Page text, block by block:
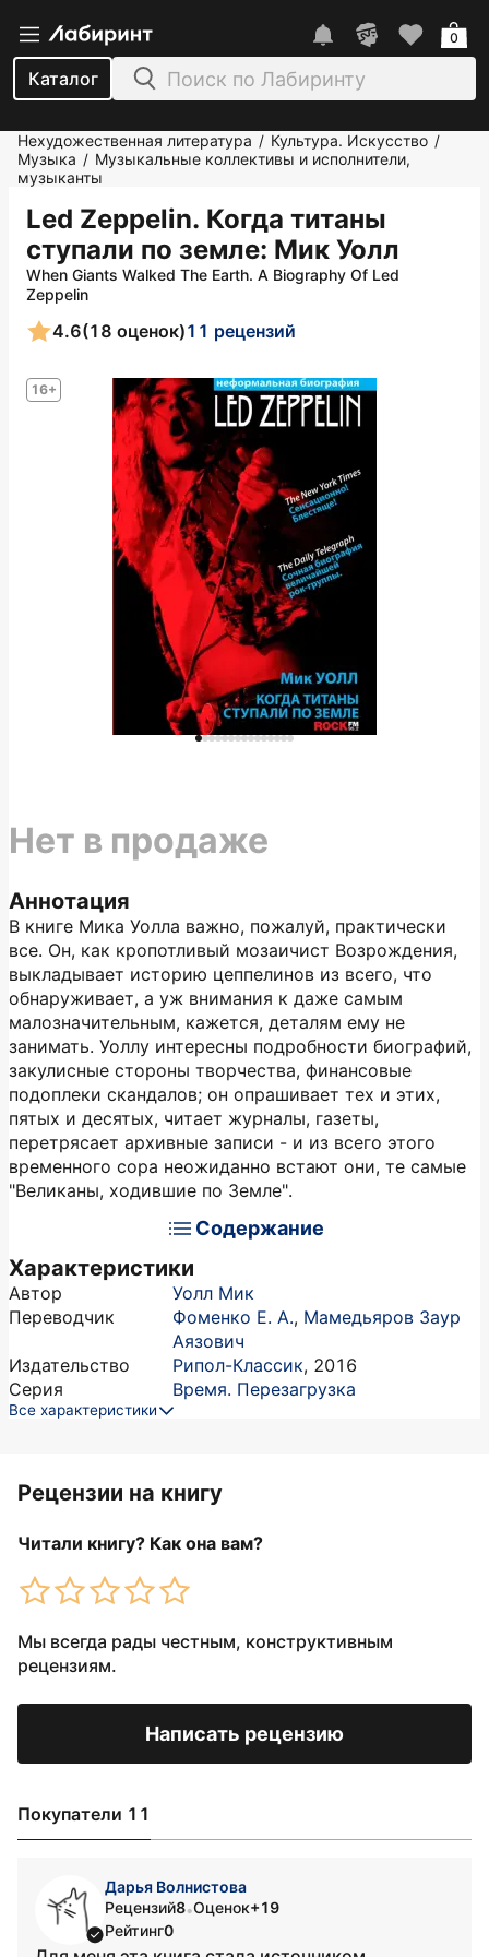
Каталог
0
Нехудожественная литература / Культура. Искусство /
Музыка / Музыкальные коллективы и исполнители,
музыканты
Led Zeppelin. Когда титаны
ступали по земле: Мик Уолл
When Giants Walked The Earth. A Biography Of Led
Zeppelin
16+
4.6(18 оценок)11 рецензий
Аннотация
В книге Мика Уолла важно, пожалуй, практически
все. Он, как кропотливый мозаичист Возрождения,
выкладывает историю цеппелинов из всего, что
обнаруживает, а уж внимания к даже самым
малозначительным, кажется, деталям ему не
занимать. Уоллу интересны подробности биографий,
закулисные стороны творчества, финансовые
подоплеки скандалов; он опрашивает тех и этих,
пятых и десятых, читает журналы, газеты,
перетрясает архивные записи - и из всего этого
временного сора неожиданно встают они, те самые
"Великаны, ходившие по Земле".
Содержание
Характеристики
Автор
Уолл Мик
Переводчик
Фоменко Е. А., Мамедьяров Заур
Аязович
Издательство
Рипол-Классик, 2016
Серия
Время. Перезагрузка
Все характеристики
Нет в продаже
Рецензии на книгу
Читали книгу? Как она вам?
Мы всегда рады честным, конструктивным
рецензиям.
Написать рецензию
Покупатели 11
Дарья Волнистова
Рецензий8•Оценок+19
Рейтинг0